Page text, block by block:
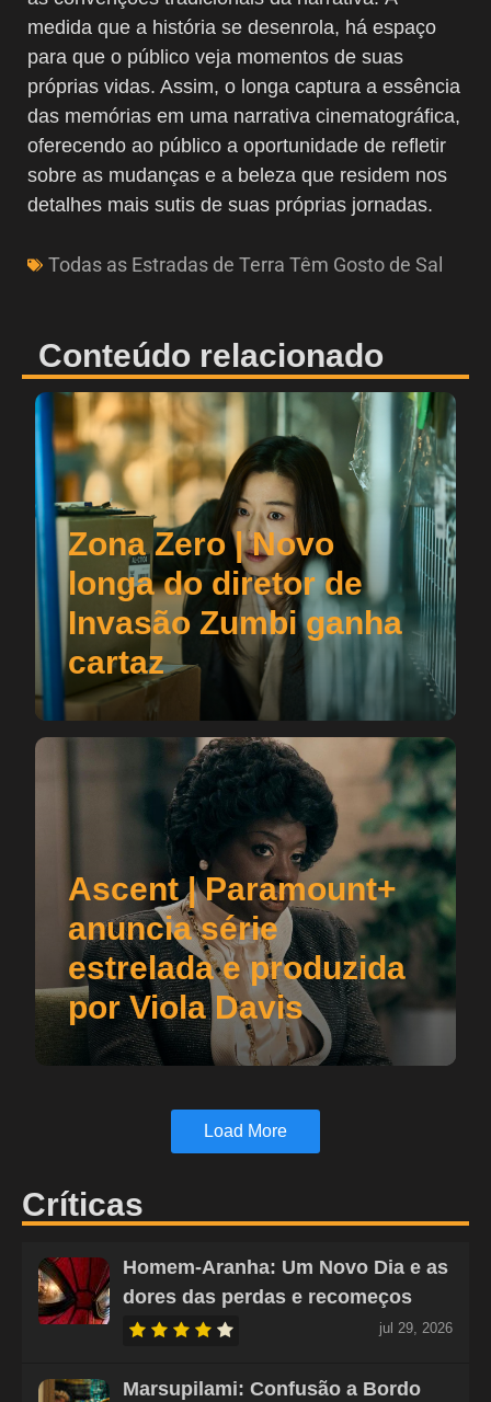
medida que a história se desenrola, há espaço
para que o público veja momentos de suas
próprias vidas. Assim, o longa captura a essência
das memórias em uma narrativa cinematográfica,
oferecendo ao público a oportunidade de refletir
sobre as mudanças e a beleza que residem nos
detalhes mais sutis de suas próprias jornadas.
Todas as Estradas de Terra Têm Gosto de Sal
Conteúdo relacionado
Zona Zero | Novo
longa do diretor de
Invasão Zumbi ganha
cartaz
Ascent | Paramount+
anuncia série
estrelada e produzida
por Viola Davis
Load More
Críticas
Homem-Aranha: Um Novo Dia e as
dores das perdas e recomeços
jul 29, 2026
Marsupilami: Confusão a Bordo